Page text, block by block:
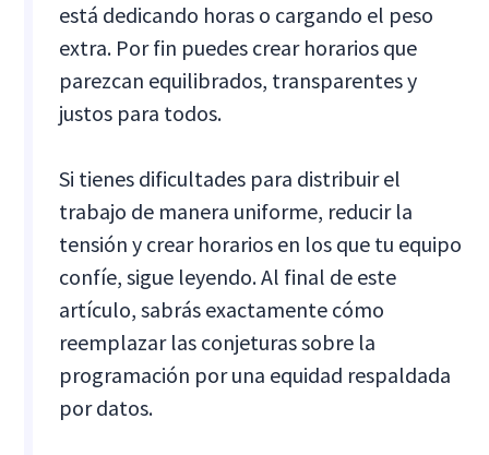
está dedicando horas o cargando el peso
extra. Por fin puedes crear horarios que
parezcan equilibrados, transparentes y
justos para todos.
Si tienes dificultades para distribuir el
trabajo de manera uniforme, reducir la
tensión y crear horarios en los que tu equipo
confíe, sigue leyendo. Al final de este
artículo, sabrás exactamente cómo
reemplazar las conjeturas sobre la
programación por una equidad respaldada
por datos.